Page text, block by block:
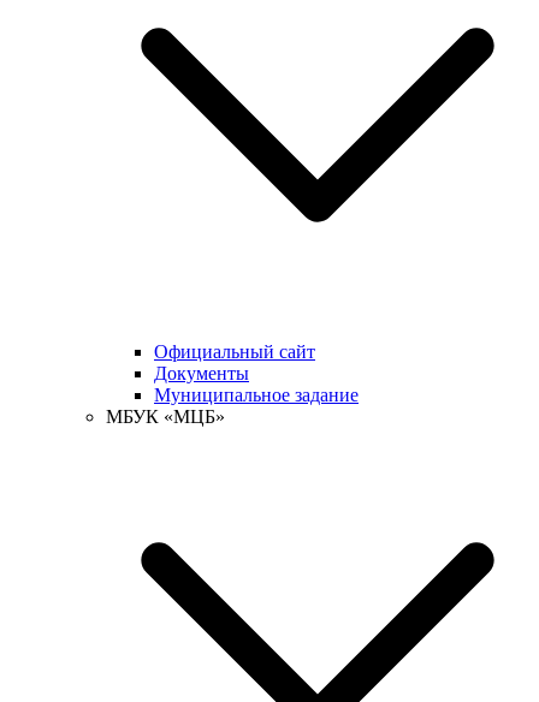
Официальный сайт
Документы
Муниципальное задание
МБУК «МЦБ»